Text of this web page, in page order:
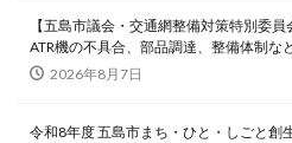
【五島市議会・交通網整備対策特別委
ATR機の不具合、部品調達、整備体制な
2026年8月7日
令和8年度 五島市まち・ひと・しごと創